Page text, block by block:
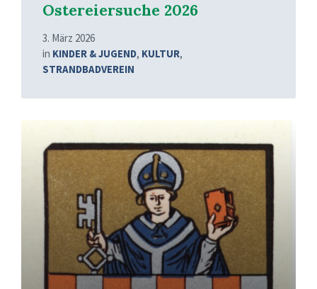
Ostereiersuche 2026
3. März 2026
in KINDER & JUGEND, KULTUR,
STRANDBADVEREIN
erfahren